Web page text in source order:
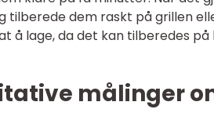
tilberede dem raskt på grillen
å lage, da det kan tilberedes
målinger